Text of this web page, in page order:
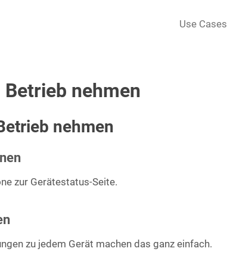
Use Cases
Betrieb nehmen
nehmen
zur Gerätestatus-Seite.
zu jedem Gerät machen das ganz einfach.